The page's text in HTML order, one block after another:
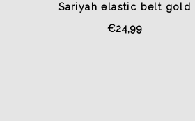
Sariyah elastic belt gold
€24,99